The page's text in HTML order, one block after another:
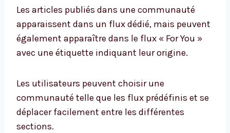
Les articles publiés dans une communauté
apparaissent dans un flux dédié, mais peuvent
également apparaître dans le flux « For You »
avec une étiquette indiquant leur origine.
Les utilisateurs peuvent choisir une
communauté telle que les flux prédéfinis et se
déplacer facilement entre les différentes
sections.